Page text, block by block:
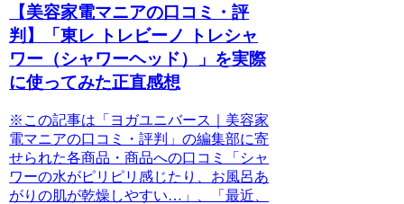
【美容家電マニアの口コミ・評
判】「東レ トレビーノ トレシャ
ワー（シャワーヘッド）」を実際
に使ってみた正直感想
※この記事は「ヨガユニバース｜美容家
電マニアの口コミ・評判」の編集部に寄
せられた各商品・商品への口コミ「シャ
ワーの水がピリピリ感じたり、お風呂あ
がりの肌が乾燥しやすい…」、「最近、